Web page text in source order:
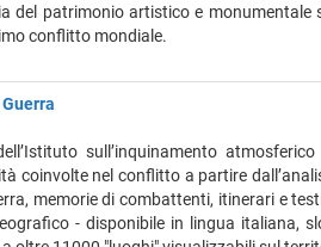
del patrimonio artistico e monumentale
conflitto mondiale.
sull’inquinamento
coinvolte nel conflitto a partire
memorie di combattenti, itinerari e
- disponibile in lingua italiana,